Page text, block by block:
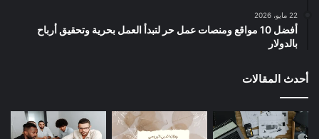
22 مايو، 2026
أفضل 10 مواقع ومنصات عمل حر لتبدأ العمل بحرية وتحقيق أرباح
بالدولار
أحدث المقالات